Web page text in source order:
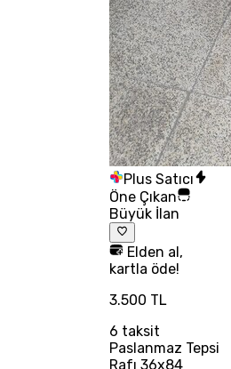
Plus Satıcı
Öne Çıkan
Büyük İlan
Elden al,
kartla öde!
3.500 TL
6 taksit
Paslanmaz Tepsi
Rafı 36x84